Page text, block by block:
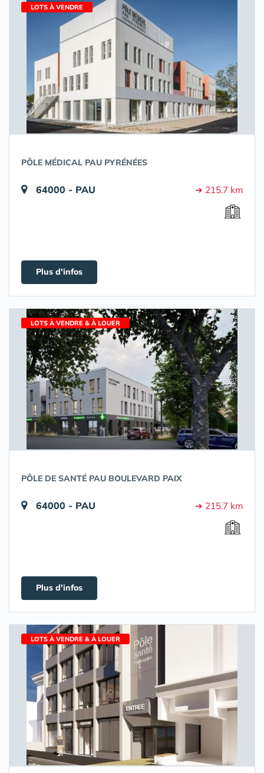
LOTS À VENDRE
PÔLE MÉDICAL PAU PYRÉNÉES
64000 - PAU ➔ 215.7 km
Plus d'infos
LOTS À VENDRE & À LOUER
PÔLE DE SANTÉ PAU BOULEVARD PAIX
64000 - PAU ➔ 215.7 km
Plus d'infos
LOTS À VENDRE & À LOUER